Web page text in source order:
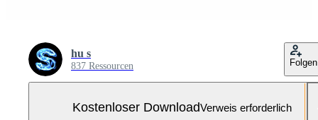
hu s
837 Ressourcen Folgen
Kostenloser DownloadVerweis erforderlich